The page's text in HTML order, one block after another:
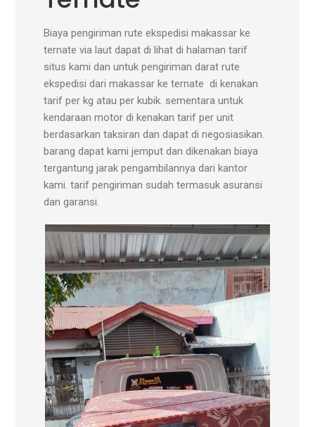
Biaya pengiriman rute ekspedisi makassar ke
ternate via laut dapat di lihat di halaman tarif
situs kami dan untuk pengiriman darat rute
ekspedisi dari makassar ke ternate di kenakan
tarif per kg atau per kubik. sementara untuk
kendaraan motor di kenakan tarif per unit
berdasarkan taksiran dan dapat di negosiasikan.
barang dapat kami jemput dan dikenakan biaya
tergantung jarak pengambilannya dari kantor
kami. tarif pengiriman sudah termasuk asuransi
dan garansi.